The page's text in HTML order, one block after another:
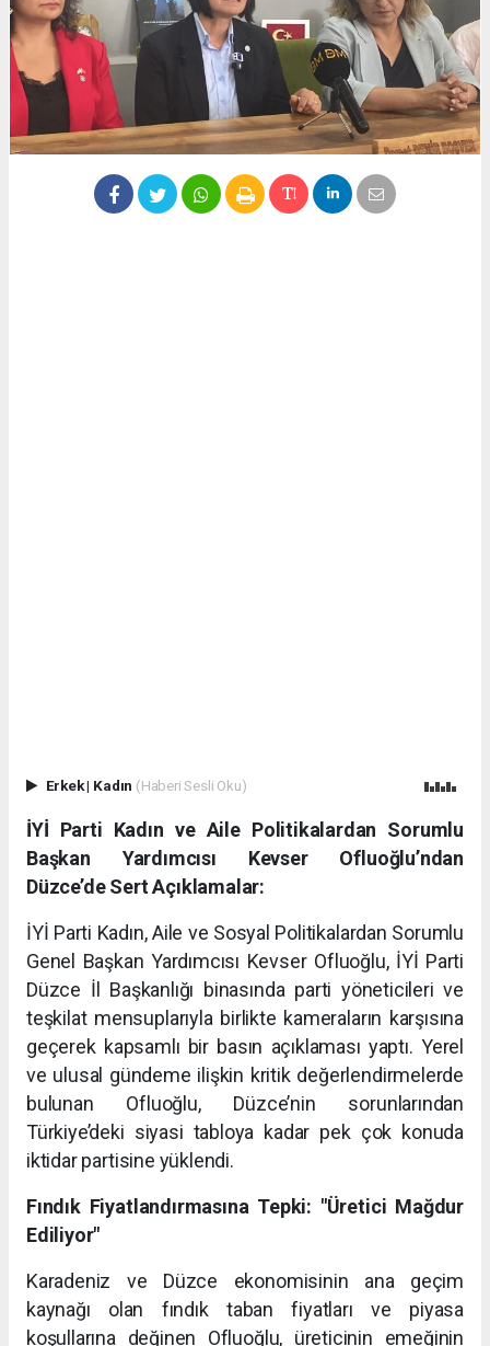
Erkek| Kadın (Haberi Sesli Oku)
İYİ Parti Kadın ve Aile Politikalardan Sorumlu
Başkan Yardımcısı Kevser Ofluoğlu’ndan
Düzce’de Sert Açıklamalar:
İYİ Parti Kadın, Aile ve Sosyal Politikalardan Sorumlu
Genel Başkan Yardımcısı Kevser Ofluoğlu, İYİ Parti
Düzce İl Başkanlığı binasında parti yöneticileri ve
teşkilat mensuplarıyla birlikte kameraların karşısına
geçerek kapsamlı bir basın açıklaması yaptı. Yerel
ve ulusal gündeme ilişkin kritik değerlendirmelerde
bulunan Ofluoğlu, Düzce’nin sorunlarından
Türkiye’deki siyasi tabloya kadar pek çok konuda
iktidar partisine yüklendi.
Fındık Fiyatlandırmasına Tepki: "Üretici Mağdur
Ediliyor"
Karadeniz ve Düzce ekonomisinin ana geçim
kaynağı olan fındık taban fiyatları ve piyasa
koşullarına değinen Ofluoğlu, üreticinin emeğinin